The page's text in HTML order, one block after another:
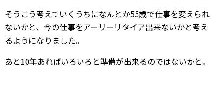
そうこう考えていくうちになんとか55歳で仕事を変えられ
ないかと、今の仕事をアーリーリタイア出来ないかと考え
るようになりました。
あと10年あればいろいろと準備が出来るのではないかと。